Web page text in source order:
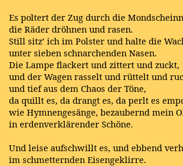
Es poltert der Zug durch die
die Räder dröhnen und rasen.
Still sitz’ ich im Polster und halte die
unter sieben schnarchenden Nasen.
Die Lampe flackert und zittert und zuckt,
und der Wagen rasselt und rüttelt und
und tief aus dem Chaos der Töne,
da quillt es, da drangt es, da perlt es
wie Hymnengesänge, bezaubernd mein
in erdenverklärender Schöne.
Und leise aufschwillt es, und ebbend
im schmetternden Eisengeklirre.